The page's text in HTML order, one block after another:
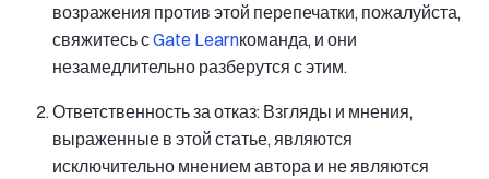
возражения против этой перепечатки, пожалуйста,
свяжитесь сGate Learnкоманда, и они
незамедлительно разберутся с этим.
Ответственность за отказ: Взгляды и мнения,
выраженные в этой статье, являются
исключительно мнением автора и не являются